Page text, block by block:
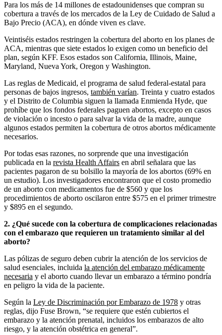
Para los más de 14 millones de estadounidenses que compran su
cobertura a través de los mercados de la Ley de Cuidado de Salud a
Bajo Precio (ACA), en dónde viven es clave.
Veintiséis estados restringen la cobertura del aborto en los planes de
ACA, mientras que siete estados lo exigen como un beneficio del
plan, según KFF. Esos estados son California, Illinois, Maine,
Maryland, Nueva York, Oregon y Washington.
Las reglas de Medicaid, el programa de salud federal-estatal para
personas de bajos ingresos, también varían. Treinta y cuatro estados
y el Distrito de Columbia siguen la llamada Enmienda Hyde, que
prohíbe que los fondos federales paguen abortos, excepto en casos
de violación o incesto o para salvar la vida de la madre, aunque
algunos estados permiten la cobertura de otros abortos médicamente
necesarios.
Por todas esas razones, no sorprende que una investigación
publicada en la revista Health Affairs en abril señalara que las
pacientes pagaron de su bolsillo la mayoría de los abortos (69% en
un estudio). Los investigadores encontraron que el costo promedio
de un aborto con medicamentos fue de $560 y que los
procedimientos de aborto oscilaron entre $575 en el primer trimestre
y $895 en el segundo.
2. ¿Qué sucede con la cobertura de complicaciones relacionadas
con el embarazo que requieren un tratamiento similar al del
aborto?
Las pólizas de seguro deben cubrir la atención de los servicios de
salud esenciales, incluida la atención del embarazo médicamente
necesaria y el aborto cuando llevar un embarazo a término pondría
en peligro la vida de la paciente.
Según la Ley de Discriminación por Embarazo de 1978 y otras
reglas, dijo Fuse Brown, “se requiere que estén cubiertos el
embarazo y la atención prenatal, incluidos los embarazos de alto
riesgo, y la atención obstétrica en general”.